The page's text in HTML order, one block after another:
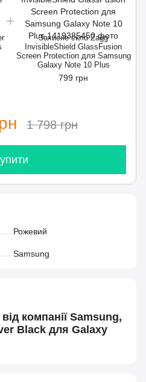
Захисне скло Zagg
InvisibleShield GlassFusion
Screen Protection для Samsung
Galaxy Note 10 Plus
799 грн
1 798 грн
Рожевий
Samsung
компанії Samsung,
Black для Galaxy